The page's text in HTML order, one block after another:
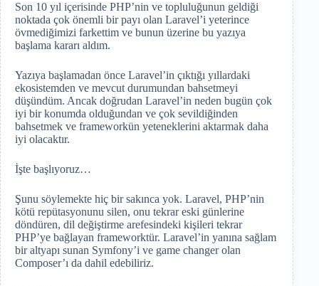
Son 10 yıl içerisinde PHP’nin ve topluluğunun geldiği
noktada çok önemli bir payı olan Laravel’i yeterince
övmediğimizi farkettim ve bunun üzerine bu yazıya
başlama kararı aldım.
Yazıya başlamadan önce Laravel’in çıktığı yıllardaki
ekosistemden ve mevcut durumundan bahsetmeyi
düşündüm. Ancak doğrudan Laravel’in neden bugün çok
iyi bir konumda olduğundan ve çok sevildiğinden
bahsetmek ve frameworkün yeteneklerini aktarmak daha
iyi olacaktır.
İşte başlıyoruz…
Şunu söylemekte hiç bir sakınca yok. Laravel, PHP’nin
kötü repütasyonunu silen, onu tekrar eski günlerine
döndüren, dil değiştirme arefesindeki kişileri tekrar
PHP’ye bağlayan frameworktür. Laravel’in yanına sağlam
bir altyapı sunan Symfony’i ve game changer olan
Composer’ı da dahil edebiliriz.